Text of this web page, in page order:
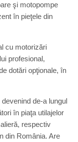
şi motopompe
în pieţele din
cu motorizări
profesional,
dotări opţionale, în
de-a lungul
în piaţa utilajelor
respectiv
din România. Are